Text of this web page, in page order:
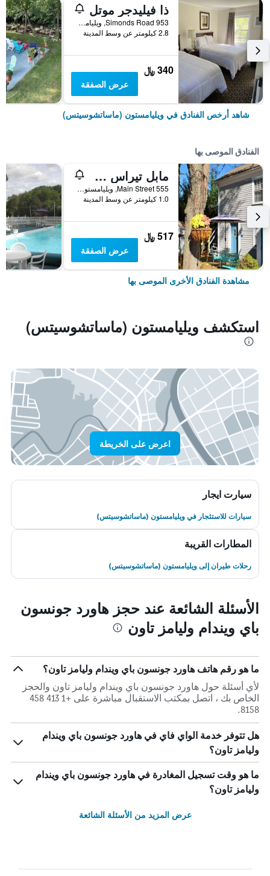
ذا فيليدجر موتل
953 Simonds Road, ويليامستون (ماساتشوسيتس), MA, الولايات المتحدة الأميريكية
2.8 كيلومتر عن وسط المدينة
340 ﷼
عرض الصفقة
شاهد أرخص الفنادق في ويليامستون (ماساتشوسيتس)
الفنادق الموصى بها
مابل تيراس موتل
555 Main Street, ويليامستون (ماساتشوسيتس), MA, الولايات المتحدة الأميريكية
1.0 كيلومتر عن وسط المدينة
517 ﷼
عرض الصفقة
مشاهدة الفنادق الأخرى الموصى بها
استكشف ويليامستون (ماساتشوسيتس)
اعرض على الخريطة
سيارت ايجار
سيارات للاستئجار في ويليامستون (ماساتشوسيتس)
المطارات القريبة
رحلات طيران إلى ويليامستون (ماساتشوسيتس)
الأسئلة الشائعة عند حجز هاورد جونسون
باي ويندام وليامز تاون
ما هو رقم هاتف هاورد جونسون باي ويندام وليامز تاون؟
لأي أسئلة حول هاورد جونسون باي ويندام وليامز تاون والحجز
الخاص بك ، اتصل بمكتب الاستقبال مباشرة على +1 413 458
8158.
هل تتوفر خدمة الواي فاي في هاورد جونسون باي ويندام
وليامز تاون؟
ما هو وقت تسجيل المغادرة في هاورد جونسون باي ويندام
وليامز تاون؟
عرض المزيد من الأسئلة الشائعة